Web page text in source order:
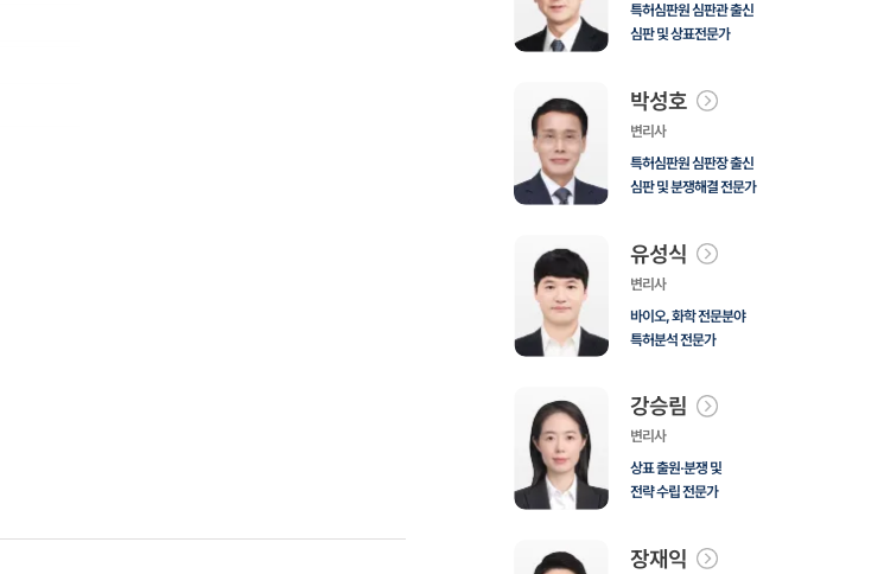
특허심판원 심판관 출신
심판 및 상표전문가
박성호
변리사
특허심판원 심판장 출신
심판 및 분쟁해결 전문가
유성식
변리사
바이오, 화학 전문분야
특허분석 전문가
강승림
변리사
상표 출원·분쟁 및
전략 수립 전문가
장재익